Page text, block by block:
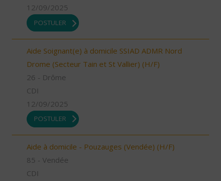
12/09/2025
POSTULER
Aide Soignant(e) à domicile SSIAD ADMR Nord
Drome (Secteur Tain et St Vallier) (H/F)
26 - Drôme
CDI
12/09/2025
POSTULER
Aide à domicile - Pouzauges (Vendée) (H/F)
85 - Vendée
CDI